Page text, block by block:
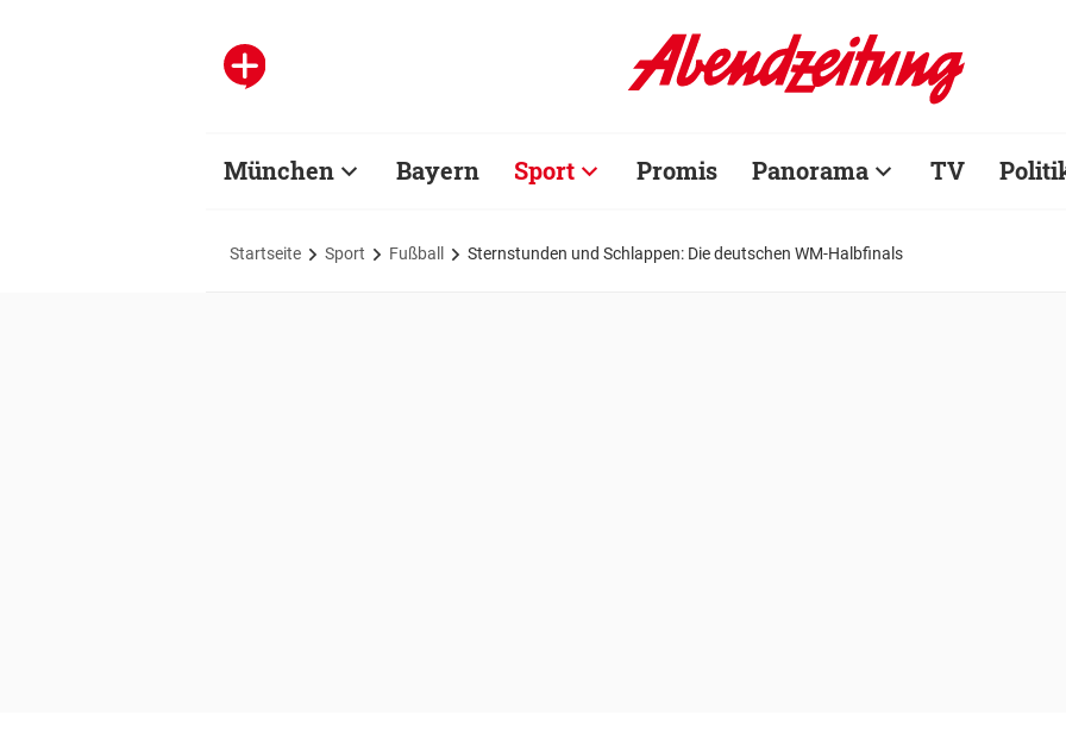
München Bayern Sport Promis Panorama TV
Startseite Sport Fußball Sternstunden und Schlappen: Die deutschen WM-Halbfinals